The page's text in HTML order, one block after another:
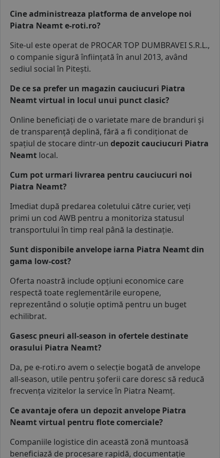
Cine administreaza platforma de anvelope noi
Piatra Neamt e-roti.ro?
Site-ul este operat de PROCAR TOP DUMBRAVEI S.R.L.,
o companie sigură înființată în anul 2013, având
sediul social în Pitești.
De ce sa prefer un magazin cauciucuri Piatra
Neamt virtual in locul unui punct clasic?
Online beneficiați de o varietate mare de branduri și
de transparență deplină, fără a fi condiționat de
spațiul de stocare dintr-un depozit cauciucuri Piatra
Neamt local.
Cum pot urmari livrarea pentru cauciucuri noi
Piatra Neamt?
Imediat după predarea coletului către curier, veți
primi un cod AWB pentru a monitoriza statusul
transportului în timp real până la destinație.
Sunt disponibile anvelope iarna Piatra Neamt din
gama low-cost?
Oferta noastră include opțiuni economice care
respectă toate reglementările europene,
reprezentând o soluție optimă pentru un buget
echilibrat.
Gasesc pneuri all-season in ofertele destinate
orasului Piatra Neamt?
Da, pe e-roti.ro avem o selecție bogată de anvelope
all-season, utile pentru șoferii care doresc să reducă
frecvența vizitelor la service în Piatra Neamț.
Ce avantaje ofera un depozit anvelope Piatra
Neamt virtual pentru flote comerciale?
Companiile logistice din această zonă muntoasă
beneficiază de procesare rapidă, documentație